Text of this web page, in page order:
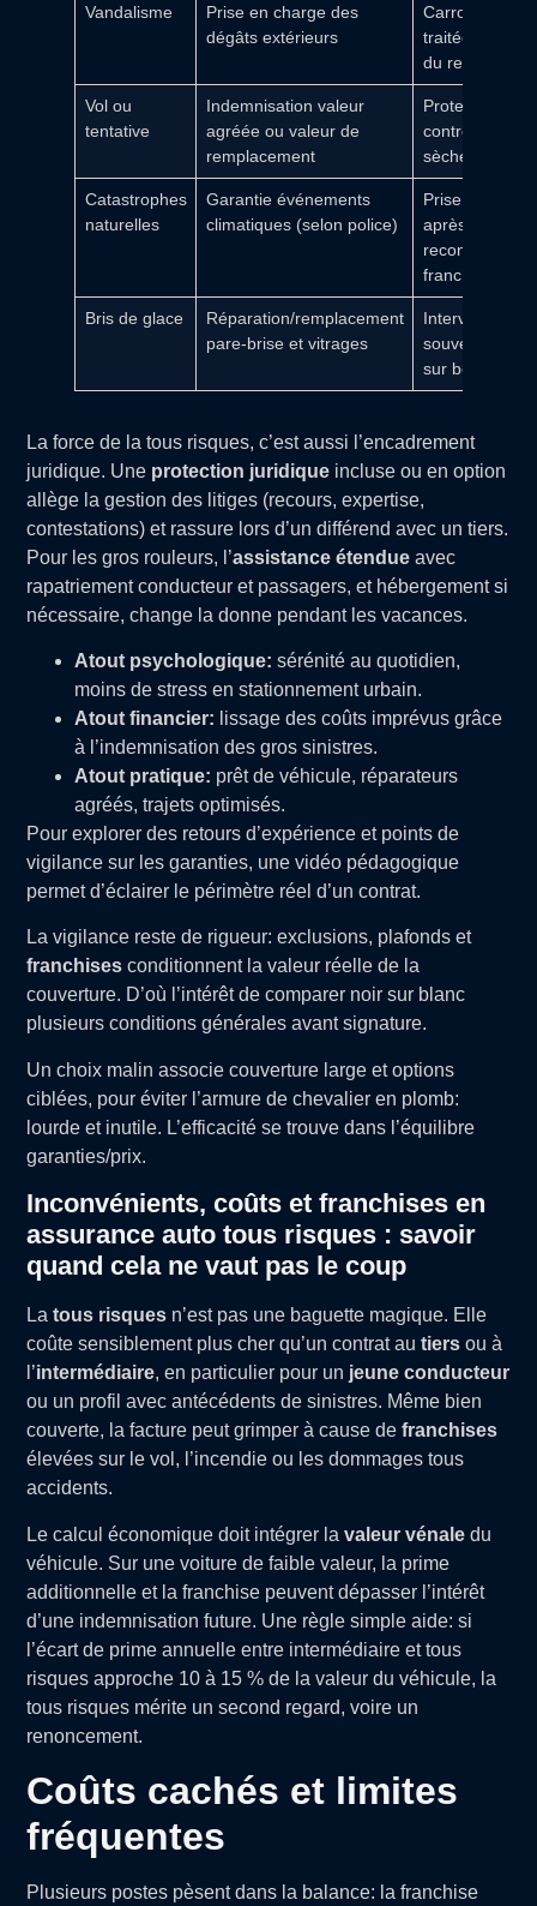
Vandalisme
Prise en charge des
dégâts extérieurs
Carrosserie/
traitées,
du reste à
Vol ou
tentative
Indemnisation valeur
agréée ou valeur de
remplacement
Protection
contre la perte
sèche du
Catastrophes
naturelles
Garantie événements
climatiques (selon police)
Prise en
après
franchise
Bris de glace
Réparation/remplacement
pare-brise et vitrages
Intervention
souvent sans
sur bonus
La force de la tous risques, c’est aussi l’encadrement
juridique. Une protection juridique incluse ou en option
allège la gestion des litiges (recours, expertise,
contestations) et rassure lors d’un différend avec un tiers.
Pour les gros rouleurs, l’assistance étendue avec
rapatriement conducteur et passagers, et hébergement si
nécessaire, change la donne pendant les vacances.
Atout psychologique: sérénité au quotidien,
moins de stress en stationnement urbain.
Atout financier: lissage des coûts imprévus grâce
à l’indemnisation des gros sinistres.
Atout pratique: prêt de véhicule, réparateurs
agréés, trajets optimisés.
Pour explorer des retours d’expérience et points de
vigilance sur les garanties, une vidéo pédagogique
permet d’éclairer le périmètre réel d’un contrat.
La vigilance reste de rigueur: exclusions, plafonds et
franchises conditionnent la valeur réelle de la
couverture. D’où l’intérêt de comparer noir sur blanc
plusieurs conditions générales avant signature.
Un choix malin associe couverture large et options
ciblées, pour éviter l’armure de chevalier en plomb:
lourde et inutile. L’efficacité se trouve dans l’équilibre
garanties/prix.
Inconvénients, coûts et franchises en
assurance auto tous risques : savoir
quand cela ne vaut pas le coup
Latous risques n’est pas une baguette magique. Elle
coûte sensiblement plus cher qu’un contrat autiers ou à
l’intermédiaire, en particulier pour un jeune conducteur
ou un profil avec antécédents de sinistres. Même bien
couverte, la facture peut grimper à cause defranchises
élevées sur le vol, l’incendie ou les dommages tous
accidents.
Le calcul économique doit intégrer lavaleur vénale du
véhicule. Sur une voiture de faible valeur, la prime
additionnelle et la franchise peuvent dépasser l’intérêt
d’une indemnisation future. Une règle simple aide: si
l’écart de prime annuelle entre intermédiaire et tous
risques approche 10 à 15 % de la valeur du véhicule, la
tous risques mérite un second regard, voire un
renoncement.
Coûts cachés et limites
fréquentes
Plusieurs postes pèsent dans la balance: la franchise